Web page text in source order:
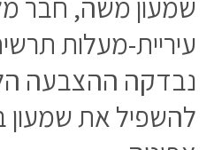
עיריית-מעלות
נבדקה ההצבעה
להשפיל את שמעון